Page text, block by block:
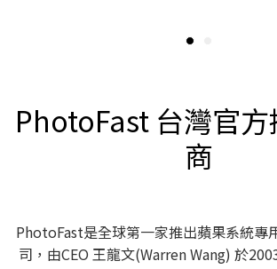
PhotoFast 台灣官
商
PhotoFast是全球第一家推出蘋果系統專
司，由CEO 王龍文(Warren Wang) 於